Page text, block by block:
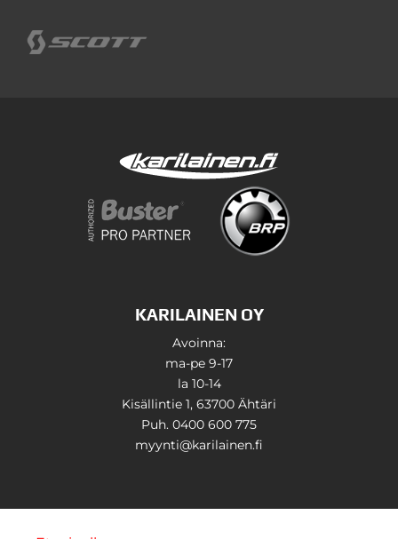
KARILAINEN OY
Avoinna:
ma-pe 9-17
la 10-14
Kisällintie 1, 63700 Ähtäri
Puh. 0400 600 775
myynti@karilainen.fi